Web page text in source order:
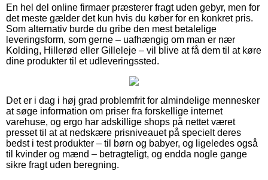
En hel del online firmaer præsterer fragt uden gebyr, men for
det meste gælder det kun hvis du køber for en konkret pris.
Som alternativ burde du gribe den mest betalelige
leveringsform, som gerne – uafhængig om man er nær
Kolding, Hillerød eller Gilleleje – vil blive at få dem til at køre
dine produkter til et udleveringssted.
Det er i dag i høj grad problemfrit for almindelige mennesker
at søge information om priser fra forskellige internet
varehuse, og ergo har adskillige shops på nettet været
presset til at at nedskære prisniveauet på specielt deres
bedst i test produkter – til børn og babyer, og ligeledes også
til kvinder og mænd – betragteligt, og endda nogle gange
sikre fragt uden beregning.